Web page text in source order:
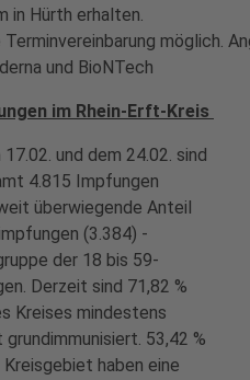
in Hürth erhalten.
möglich.
und BioNTech
im Rhein-Erft-Kreis
und dem 24.02. sind
4.815 Impfungen
überwiegende Anteil
(3.384) -
der 18 bis 59-
Derzeit sind 71,82 %
Kreises mindestens
53,42 %
haben eine